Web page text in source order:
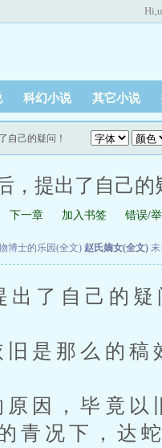
Hi,
科幻小说 其它小说
自己的疑问！
，提出了自己的
下一章 加入书签 错误/
博士的乐园(全文) 赵氏嫡女(全文) 末
了自己的疑
是那么的稿
因，毕竟以
青况下，达